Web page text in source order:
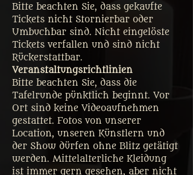
Bitte beachten Sie, dass gekaufte
Tickets nicht Stornierbar oder
Umbuchbar sind. Nicht eingelöste
Tickets verfallen und sind nicht
Rückerstattbar.
Veranstaltungsrichtlinien
Bitte beachten Sie, dass die
Tafelrunde pünktlich beginnt. Vor
Ort sind keine Videoaufnehmen
gestattet. Fotos von unserer
Location, unseren Künstlern und
der Show dürfen ohne Blitz getätigt
werden. Mittelalterliche Kleidung
ist immer gern gesehen, aber nicht